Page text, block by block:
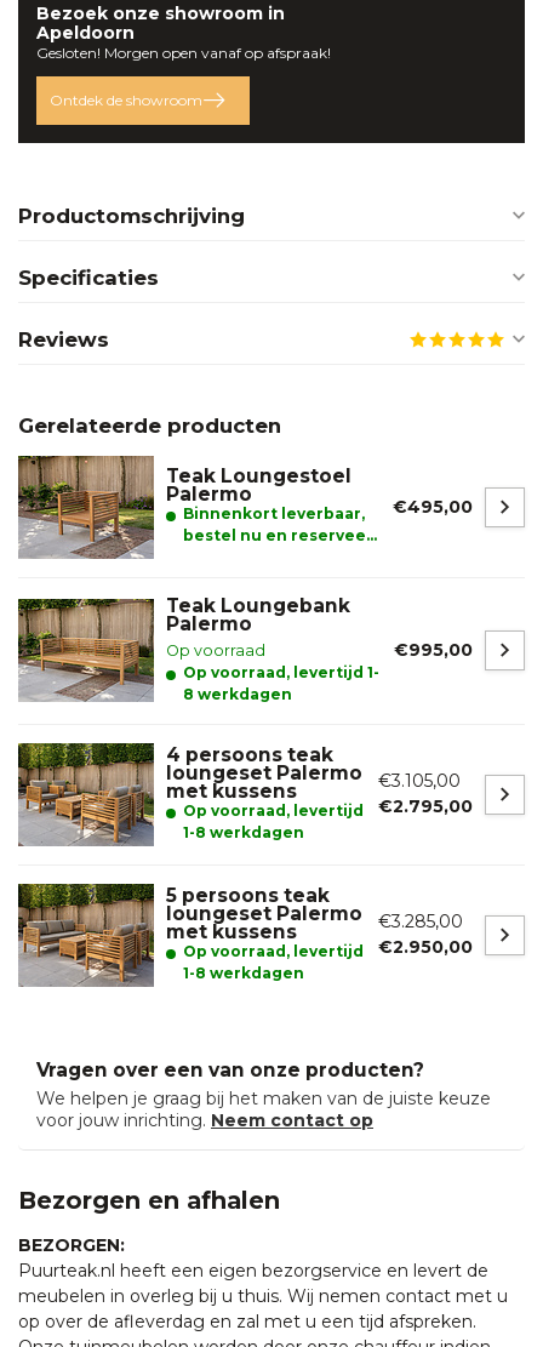
Bezoek onze showroom in
Apeldoorn
Gesloten! Morgen open vanaf op afspraak!
Ontdek de showroom
Productomschrijving
Specificaties
Reviews
Gerelateerde producten
Teak Loungestoel
Palermo
Binnenkort leverbaar,
bestel nu en reserveer
€495,00
Teak Loungebank
Palermo
Op voorraad
Op voorraad, levertijd 1-
8 werkdagen
€995,00
4 persoons teak
loungeset Palermo
met kussens
Op voorraad, levertijd
1-8 werkdagen
€3.105,00
€2.795,00
5 persoons teak
loungeset Palermo
met kussens
Op voorraad, levertijd
1-8 werkdagen
€3.285,00
€2.950,00
Vragen over een van onze producten?
We helpen je graag bij het maken van de juiste keuze
voor jouw inrichting. Neem contact op
Bezorgen en afhalen
BEZORGEN:
Puurteak.nl heeft een eigen bezorgservice en levert de
meubelen in overleg bij u thuis. Wij nemen contact met u
op over de afleverdag en zal met u een tijd afspreken.